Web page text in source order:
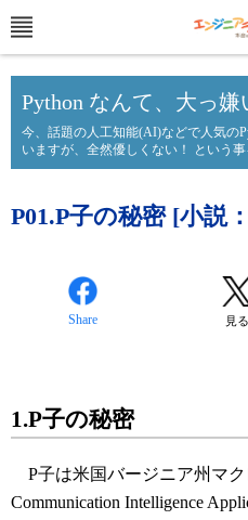
Python なんて、大っ嫌
今、話題の人工知能(AI)などで人気の
いますが、全然優しくない！ という
P01.P子の秘密 [小説
Share 見る
1.P子の秘密
P子は米国バージニア州マ
Communication Intelligence